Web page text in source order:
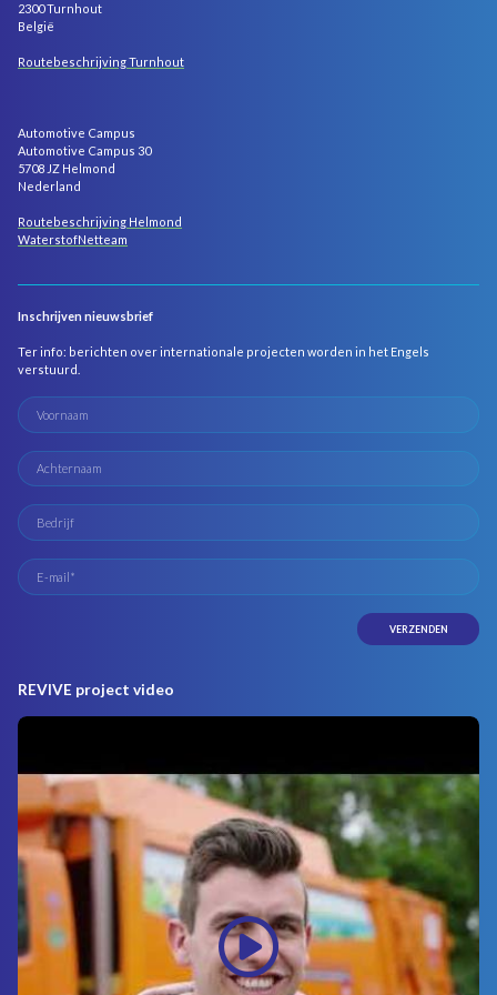
2300 Turnhout
België
Routebeschrijving Turnhout
Automotive Campus
Automotive Campus 30
5708 JZ Helmond
Nederland
Routebeschrijving Helmond
WaterstofNetteam
Inschrijven nieuwsbrief
Ter info: berichten over internationale projecten worden in het Engels
verstuurd.
REVIVE project video